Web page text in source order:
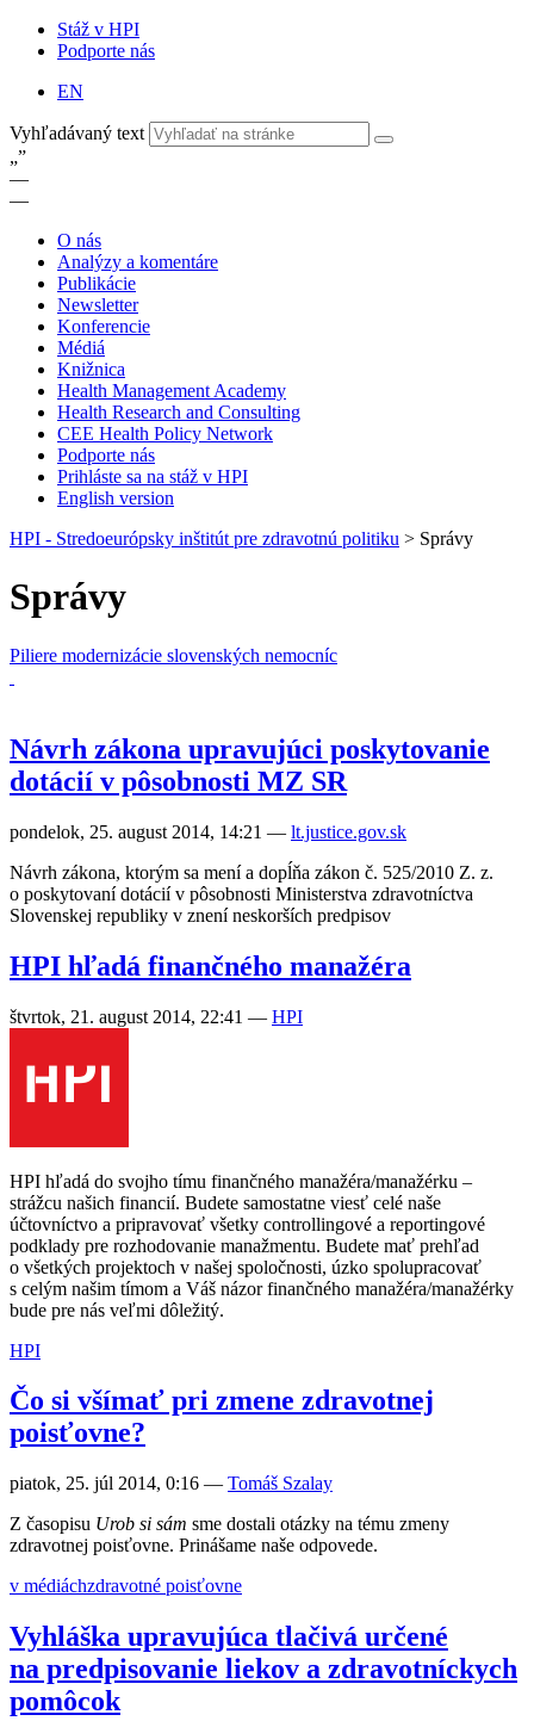
Stáž v HPI
Podporte nás
EN
Vyhľadávaný text
„”
—
—
O nás
Analýzy a komentáre
Publikácie
Newsletter
Konferencie
Médiá
Knižnica
Health Management Academy
Health Research and Consulting
CEE Health Policy Network
Podporte nás
Prihláste sa na stáž v HPI
English version
HPI - Stredoeurópsky inštitút pre zdravotnú politiku > Správy
Správy
Piliere modernizácie slovenských nemocníc
Návrh zákona upravujúci poskytovanie
dotácií v pôsobnosti MZ SR
pondelok, 25. august 2014, 14:21 — lt.justice.gov.sk
Návrh zákona, ktorým sa mení a dopĺňa zákon č. 525/2010 Z. z.
o poskytovaní dotácií v pôsobnosti Ministerstva zdravotníctva
Slovenskej republiky v znení neskorších predpisov
HPI hľadá finančného manažéra
štvrtok, 21. august 2014, 22:41 — HPI
HPI hľadá do svojho tímu finančného manažéra/manažérku –
strážcu našich financií. Budete samostatne viesť celé naše
účtovníctvo a pripravovať všetky controllingové a reportingové
podklady pre rozhodovanie manažmentu. Budete mať prehľad
o všetkých projektoch v našej spoločnosti, úzko spolupracovať
s celým našim tímom a Váš názor finančného manažéra/manažérky
bude pre nás veľmi dôležitý.
HPI
Čo si všímať pri zmene zdravotnej
poisťovne?
piatok, 25. júl 2014, 0:16 — Tomáš Szalay
Z časopisu Urob si sám sme dostali otázky na tému zmeny
zdravotnej poisťovne. Prinášame naše odpovede.
v médiáchzdravotné poisťovne
Vyhláška upravujúca tlačivá určené
na predpisovanie liekov a zdravotníckych
pomôcok